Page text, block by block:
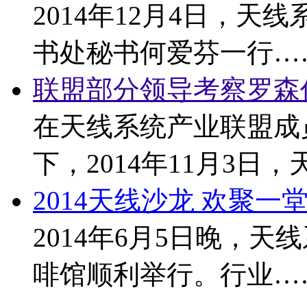
2014年12月4日，天线
书处秘书何爱芬一行
联盟部分领导考察罗森
在天线系统产业联盟
下，2014年11月3日
2014天线沙龙 欢聚一
2014年6月5日晚，天
啡馆顺利举行。行业